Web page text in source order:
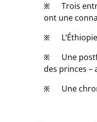
፠ Trois
ont une
፠ L’Éthiopie
፠ Une
des princes –
፠ Une